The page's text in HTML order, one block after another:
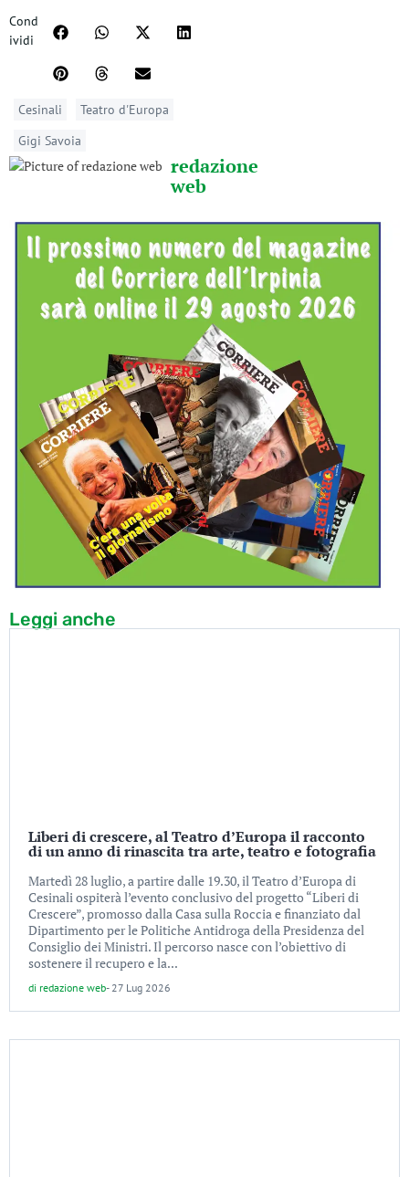
Cond
ividi
Cesinali
Teatro d'Europa
Gigi Savoia
redazione
web
Leggi anche
Liberi di crescere, al Teatro d’Europa il racconto
di un anno di rinascita tra arte, teatro e fotografia
Martedì 28 luglio, a partire dalle 19.30, il Teatro d’Europa di
Cesinali ospiterà l’evento conclusivo del progetto “Liberi di
Crescere”, promosso dalla Casa sulla Roccia e finanziato dal
Dipartimento per le Politiche Antidroga della Presidenza del
Consiglio dei Ministri. Il percorso nasce con l’obiettivo di
sostenere il recupero e la...
di redazione web- 27 Lug 2026